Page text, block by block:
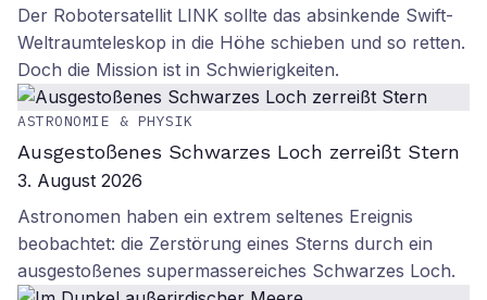
Der Robotersatellit LINK sollte das absinkende Swift-
Weltraumteleskop in die Höhe schieben und so retten.
Doch die Mission ist in Schwierigkeiten.
ASTRONOMIE & PHYSIK
Ausgestoßenes Schwarzes Loch zerreißt Stern
3. August 2026
Astronomen haben ein extrem seltenes Ereignis
beobachtet: die Zerstörung eines Sterns durch ein
ausgestoßenes supermassereiches Schwarzes Loch.